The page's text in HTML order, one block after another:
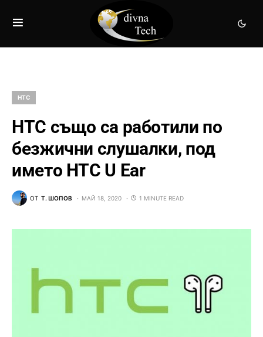
HTC
HTC също са работили по
безжични слушалки, под
името HTC U Ear
ОТ Т. ШОПОВ МАЙ 18, 2020 1 MINUTE READ